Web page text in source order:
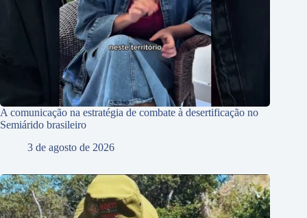
A comunicação na estratégia de combate à desertificação no
Semiárido brasileiro
3 de agosto de 2026